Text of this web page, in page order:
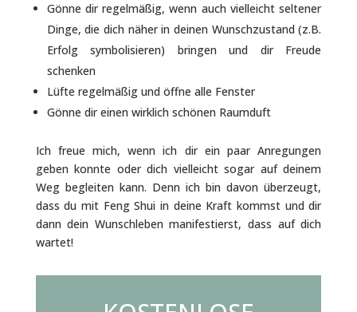
Gönne dir regelmäßig, wenn auch vielleicht seltener
Dinge, die dich näher in deinen Wunschzustand (z.B.
Erfolg symbolisieren) bringen und dir Freude
schenken
Lüfte regelmäßig und öffne alle Fenster
Gönne dir einen wirklich schönen Raumduft
Ich freue mich, wenn ich dir ein paar Anregungen
geben konnte oder dich vielleicht sogar auf deinem
Weg begleiten kann. Denn ich bin davon überzeugt,
dass du mit Feng Shui in deine Kraft kommst und dir
dann dein Wunschleben manifestierst, dass auf dich
wartet!